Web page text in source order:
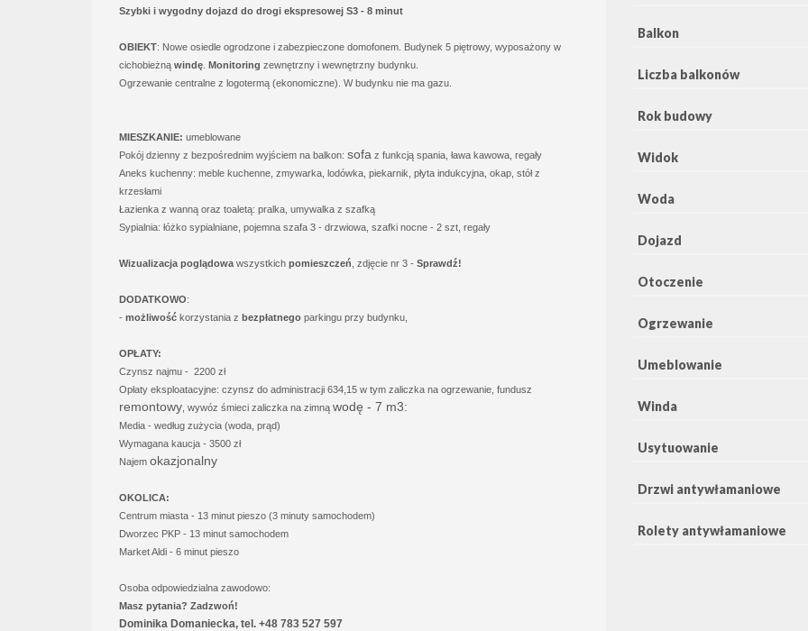
Szybki i wygodny dojazd do drogi ekspresowej S3 - 8 minut
OBIEKT: Nowe osiedle ogrodzone i zabezpieczone domofonem. Budynek 5 piętrowy, wyposażony w
cichobieżną windę Monitoring zewnętrzny i wewnętrzny budynku.
Ogrzewanie centralne z logotermą (ekonomiczne). W budynku nie ma gazu.
MIESZKANIE: umeblowane
Pokój dzienny z bezpośrednim wyjściem na balkon: sofa z funkcją spania, ława kawowa, regały
Aneks kuchenny: meble kuchenne , zmywarka, lodówka, piekarnik, płyta indukcyjna, okap, stół z
krzesłami
Łazienka z wanną oraz toaletą: pralka, umywalka z szafką
Sypialnia: łóżko sypialniane, pojemna szafa 3 - drzwiowa, szafki nocne - 2 szt, regały
Wizualizacja poglądowa wszystkich pomieszczeń , zdjęcie nr 3 - Sprawdź!
DODATKOWO:
- możliwość korzystania z bezpłatnego parkingu przy budynku,
OPŁATY:
Czynsz najmu - 2200 zł
Opłaty eksploatacyjne: czynsz do administracji 634,15 w tym zaliczka na ogrzewanie, fundusz
remontowy , wywóz śmieci zaliczka na zimną wodę - 7 m3:
Media - według zużycia (woda, prąd)
Wymagana kaucja - 3500 zł
Najem okazjonalny
OKOLICA:
Centrum miasta - 13 minut pieszo (3 minuty samochodem)
Dworzec PKP - 13 minut samochodem
Market Aldi - 6 minut pieszo
Osoba odpowiedzialna zawodowo:
Masz pytania? Zadzwoń!
Dominika Domaniecka, tel. +48 783 527 597
Balkon
Liczba balkonów
Rok budowy
Widok
Woda
Dojazd
Otoczenie
Ogrzewanie
Umeblowanie
Winda
Usytuowanie
Drzwi antywłamaniowe
Rolety antywłamaniowe